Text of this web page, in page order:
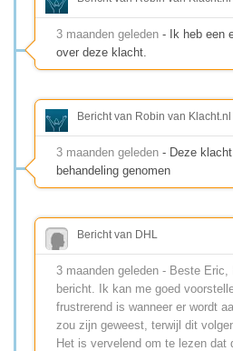
3 maanden geleden - Ik heb een
over deze klacht.
Bericht van Robin van Klacht.nl
3 maanden geleden - Deze
behandeling genomen
Bericht van DHL
3 maanden geleden - Beste
bericht. Ik kan me goed
frustrerend is wanneer er wordt
zou zijn geweest, terwijl dit
Het is vervelend om te lezen dat